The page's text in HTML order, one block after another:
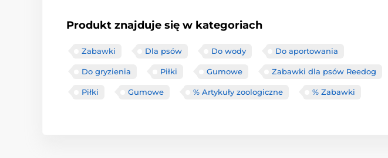
Produkt znajduje się w kategoriach
Zabawki Dla psów Do wody Do aportowania
Do gryzienia Piłki Gumowe Zabawki dla psów Reedog
Piłki Gumowe % Artykuły zoologiczne % Zabawki